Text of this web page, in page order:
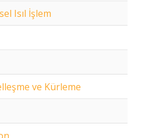
Isıl İşlem
ve Kürleme